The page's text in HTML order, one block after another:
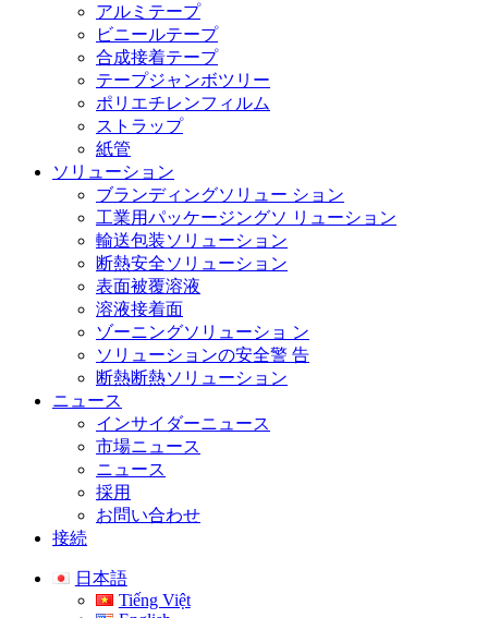
アルミテープ
ビニールテープ
合成接着テープ
テープジャンボツリー
ポリエチレンフィルム
ストラップ
紙管
ソリューション
ブランディングソリュー ション
工業用パッケージングソ リューション
輸送包装ソリューション
断熱安全ソリューション
表面被覆溶液
溶液接着面
ゾーニングソリューショ ン
ソリューションの安全警 告
断熱断熱ソリューション
ニュース
インサイダーニュース
市場ニュース
ニュース
採用
お問い合わせ
接続
日本語
Tiếng Việt